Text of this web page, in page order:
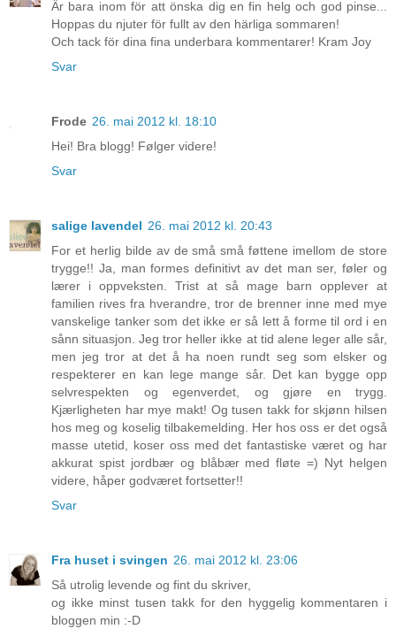
Är bara inom för att önska dig en fin helg och god pinse...
Hoppas du njuter för fullt av den härliga sommaren!
Och tack för dina fina underbara kommentarer! Kram Joy
Svar
Frode 26. mai 2012 kl. 18:10
Hei! Bra blogg! Følger videre!
Svar
salige lavendel 26. mai 2012 kl. 20:43
For et herlig bilde av de små små føttene imellom de store
trygge!! Ja, man formes definitivt av det man ser, føler og
lærer i oppveksten. Trist at så mage barn opplever at
familien rives fra hverandre, tror de brenner inne med mye
vanskelige tanker som det ikke er så lett å forme til ord i en
sånn situasjon. Jeg tror heller ikke at tid alene leger alle sår,
men jeg tror at det å ha noen rundt seg som elsker og
respekterer en kan lege mange sår. Det kan bygge opp
selvrespekten og egenverdet, og gjøre en trygg.
Kjærligheten har mye makt! Og tusen takk for skjønn hilsen
hos meg og koselig tilbakemelding. Her hos oss er det også
masse utetid, koser oss med det fantastiske været og har
akkurat spist jordbær og blåbær med fløte =) Nyt helgen
videre, håper godværet fortsetter!!
Svar
Fra huset i svingen 26. mai 2012 kl. 23:06
Så utrolig levende og fint du skriver,
og ikke minst tusen takk for den hyggelig kommentaren i
bloggen min :-D